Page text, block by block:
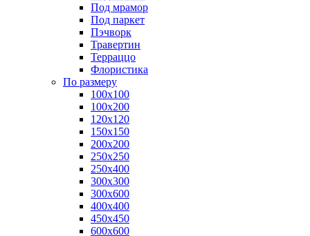
Под мрамор
Под паркет
Пэчворк
Травертин
Терраццо
Флористика
По размеру
100х100
100х200
120х120
150х150
200х200
250х250
250х400
300х300
300х600
400х400
450х450
600х600